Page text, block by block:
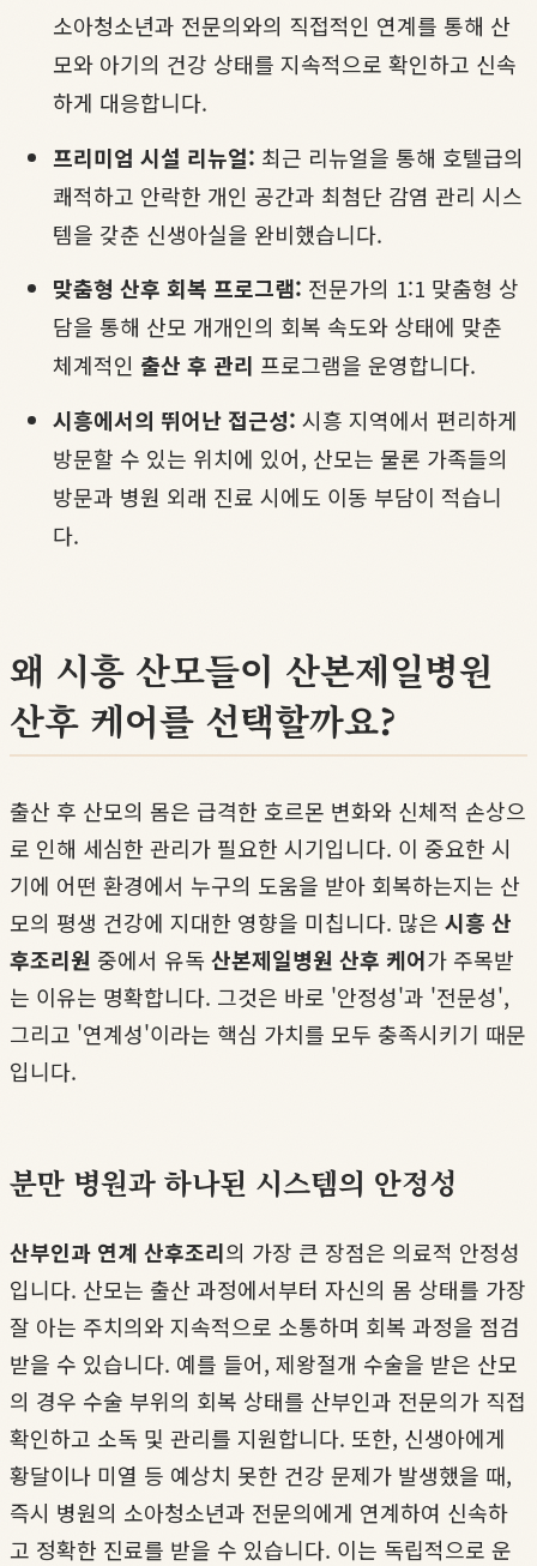
소아청소년과 전문의와의 직접적인 연계를 통해 산
모와 아기의 건강 상태를 지속적으로 확인하고 신속
하게 대응합니다.
프리미엄 시설 리뉴얼: 최근 리뉴얼을 통해 호텔급의
쾌적하고 안락한 개인 공간과 최첨단 감염 관리 시스
템을 갖춘 신생아실을 완비했습니다.
맞춤형 산후 회복 프로그램: 전문가의 1:1 맞춤형 상
담을 통해 산모 개개인의 회복 속도와 상태에 맞춘
체계적인 출산 후 관리 프로그램을 운영합니다.
시흥에서의 뛰어난 접근성: 시흥 지역에서 편리하게
방문할 수 있는 위치에 있어, 산모는 물론 가족들의
방문과 병원 외래 진료 시에도 이동 부담이 적습니
다.
왜 시흥 산모들이 산본제일병원
산후 케어를 선택할까요?
출산 후 산모의 몸은 급격한 호르몬 변화와 신체적 손상으
로 인해 세심한 관리가 필요한 시기입니다. 이 중요한 시
기에 어떤 환경에서 누구의 도움을 받아 회복하는지는 산
모의 평생 건강에 지대한 영향을 미칩니다. 많은 시흥 산
후조리원 중에서 유독 산본제일병원 산후 케어가 주목받
는 이유는 명확합니다. 그것은 바로 '안정성'과 '전문성',
그리고 '연계성'이라는 핵심 가치를 모두 충족시키기 때문
입니다.
분만 병원과 하나된 시스템의 안정성
산부인과 연계 산후조리의 가장 큰 장점은 의료적 안정성
입니다. 산모는 출산 과정에서부터 자신의 몸 상태를 가장
잘 아는 주치의와 지속적으로 소통하며 회복 과정을 점검
받을 수 있습니다. 예를 들어, 제왕절개 수술을 받은 산모
의 경우 수술 부위의 회복 상태를 산부인과 전문의가 직접
확인하고 소독 및 관리를 지원합니다. 또한, 신생아에게
황달이나 미열 등 예상치 못한 건강 문제가 발생했을 때,
즉시 병원의 소아청소년과 전문의에게 연계하여 신속하
고 정확한 진료를 받을 수 있습니다. 이는 독립적으로 운